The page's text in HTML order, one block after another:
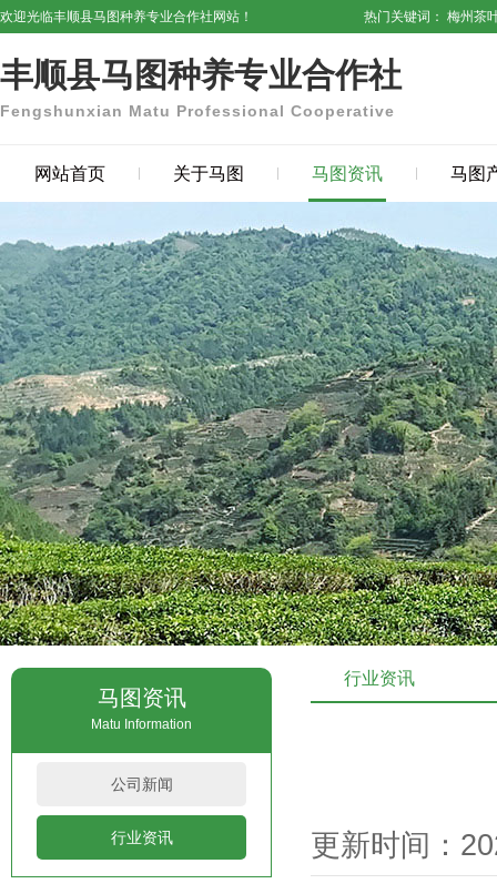
欢迎光临丰顺县马图种养专业合作社网站！ 热门关键词： 梅州茶
丰顺县马图种养专业合作社
Fengshunxian Matu Professional Cooperative
网站首页 关于马图 马图资讯 马图
马图资讯
Matu Information
公司新闻
行业资讯
行业资讯
更新时间：